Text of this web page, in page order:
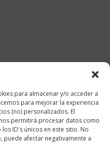
para almacenar y/o acceder a
para mejorar la experiencia
(no) personalizados. El
permitirá procesar datos como
ID's únicos en este sitio. No
afectar negativamente a